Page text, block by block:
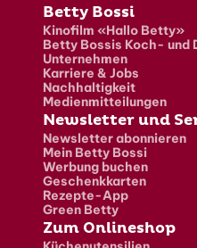
Fusszeile
Betty Bossi
Kinofilm «Hallo Betty»
Betty Bossis Koch- und
Unternehmen
Karriere & Jobs
Nachhaltigkeit
Medienmitteilungen
Newsletter und
Newsletter abonnieren
Mein Betty Bossi
Werbung buchen
Geschenkkarten
Rezepte-App
Green Betty
Zum Onlineshop